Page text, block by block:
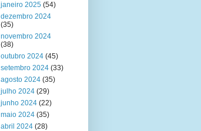
janeiro 2025 (54)
dezembro 2024
(35)
novembro 2024
(38)
outubro 2024 (45)
setembro 2024 (33)
agosto 2024 (35)
julho 2024 (29)
junho 2024 (22)
maio 2024 (35)
abril 2024 (28)